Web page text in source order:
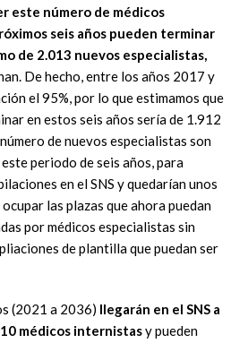
este número de médicos
seis años pueden terminar
de 2.013 nuevos especialistas,
De hecho, entre los años 2017 y
el 95%, por lo que estimamos que
en estos seis años sería de 1.912
de nuevos especialistas son
periodo de seis años, para
en el SNS y quedarían unos
las plazas que ahora puedan
por médicos especialistas sin
de plantilla que puedan ser
(2021 a 2036) llegarán en el SNS a
médicos internistasy pueden